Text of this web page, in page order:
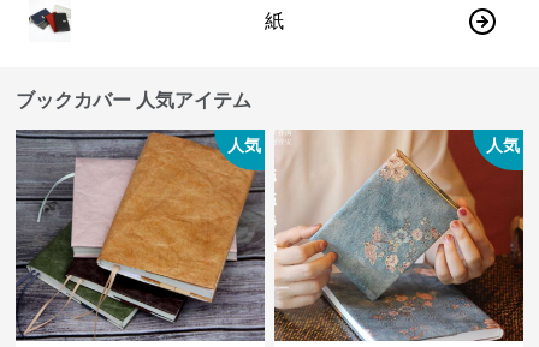
紙
ブックカバー 人気アイテム
人気 人気